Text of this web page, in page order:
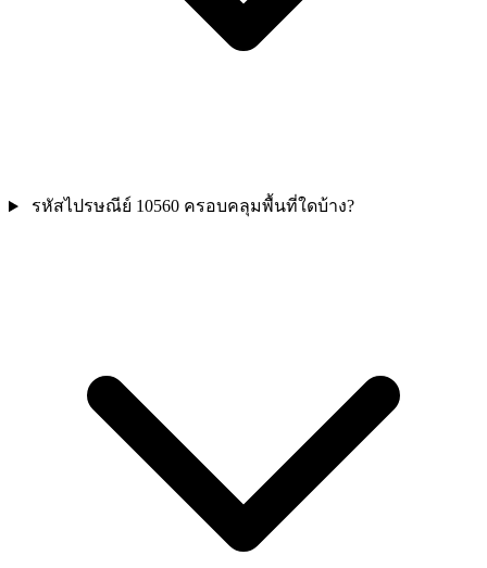
รหัสไปรษณีย์ 10560 ครอบคลุมพื้นที่ใดบ้าง?